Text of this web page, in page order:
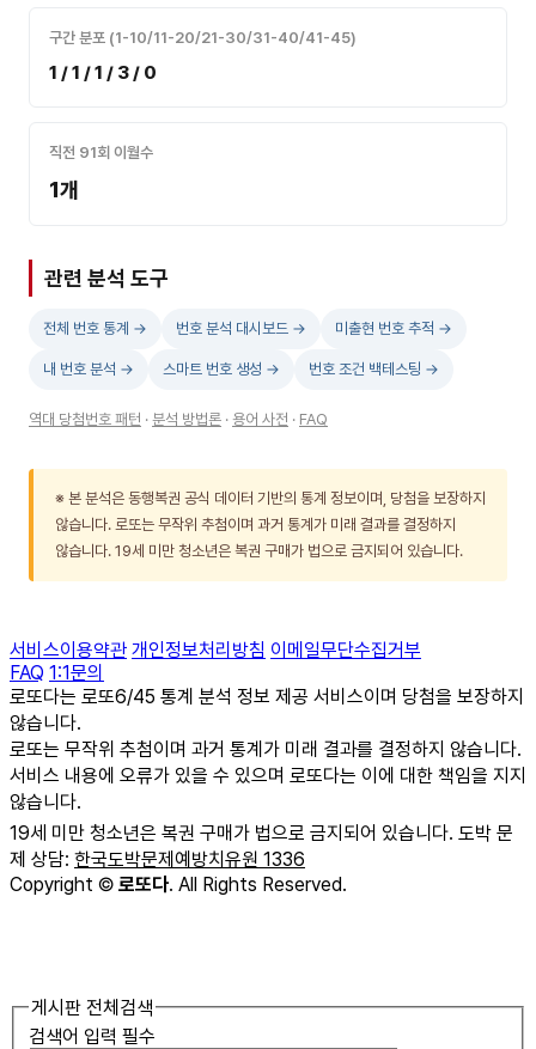
구간 분포 (1-10/11-20/21-30/31-40/41-45)
1 / 1 / 1 / 3 / 0
직전 91회 이월수
1개
관련 분석 도구
전체 번호 통계 → 번호 분석 대시보드 → 미출현 번호 추적 →
내 번호 분석 → 스마트 번호 생성 → 번호 조건 백테스팅 →
역대 당첨번호 패턴 · 분석 방법론 · 용어 사전 · FAQ
※ 본 분석은 동행복권 공식 데이터 기반의 통계 정보이며, 당첨을 보장하지
않습니다. 로또는 무작위 추첨이며 과거 통계가 미래 결과를 결정하지
않습니다. 19세 미만 청소년은 복권 구매가 법으로 금지되어 있습니다.
서비스이용약관 개인정보처리방침 이메일무단수집거부
FAQ 1:1문의
로또다는 로또6/45 통계 분석 정보 제공 서비스이며 당첨을 보장하지
않습니다.
로또는 무작위 추첨이며 과거 통계가 미래 결과를 결정하지 않습니다.
서비스 내용에 오류가 있을 수 있으며 로또다는 이에 대한 책임을 지지
않습니다.
19세 미만 청소년은 복권 구매가 법으로 금지되어 있습니다. 도박 문
제 상담: 한국도박문제예방치유원 1336
Copyright © 로또다. All Rights Reserved.
게시판 전체검색
검색어 입력 필수